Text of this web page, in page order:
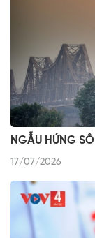
NGẪU HỨNG
17/07/2026